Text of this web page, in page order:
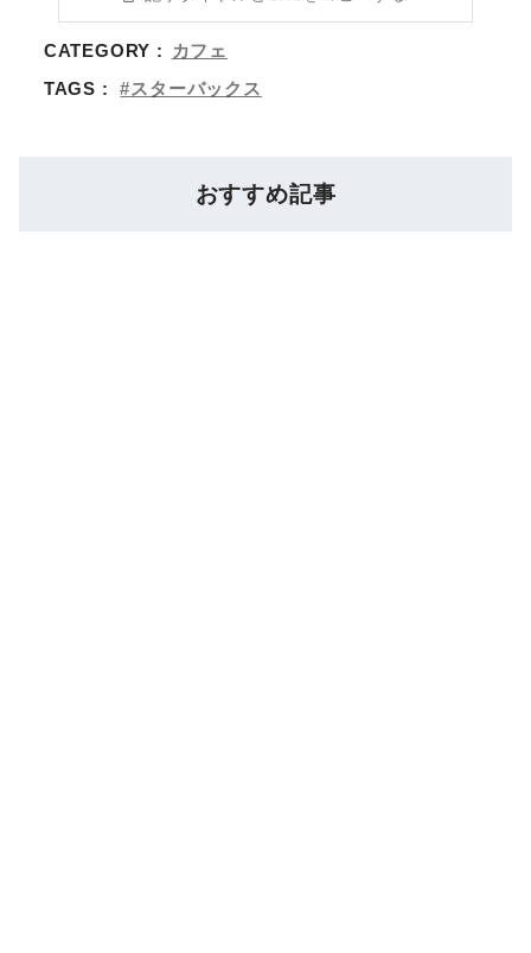
CATEGORY :
カフェ
TAGS :
スターバックス
おすすめ記事